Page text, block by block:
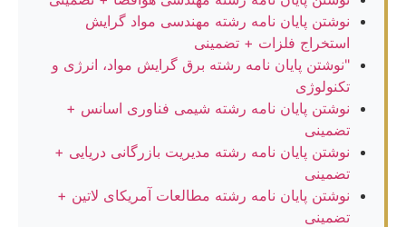
نوشتن پایان نامه رشته مهندسی مواد گرایش
استخراج فلزات + تضمینی
"نوشتن پایان نامه رشته برق گرایش مواد، انرژی و
تکنولوژی
نوشتن پایان نامه رشته شیمی فناوری اسانس +
تضمینی
نوشتن پایان نامه رشته مدیریت بازرگانی دریایی +
تضمینی
نوشتن پایان نامه رشته مطالعات آمریکای لاتین +
تضمینی